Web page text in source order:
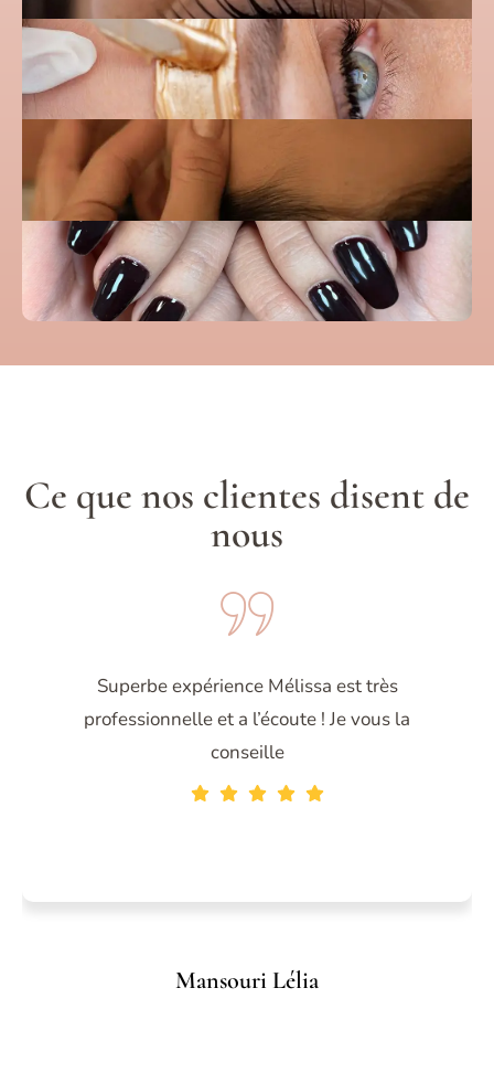
Ce que nos clientes disent de
nous
Mansouri Lélia
Superbe expérience Mélissa est très
professionnelle et a l’écoute ! Je vous la
conseille